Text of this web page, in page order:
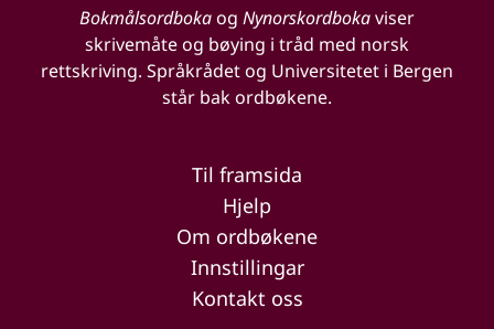
Bokmålsordbokaog Nynorskordbokaviser
skrivemåte og bøying i tråd med norsk
rettskriving. Språkrådet og Universitetet i Bergen
står bak ordbøkene.
Til framsida
Hjelp
Om ordbøkene
Innstillingar
Kontakt oss